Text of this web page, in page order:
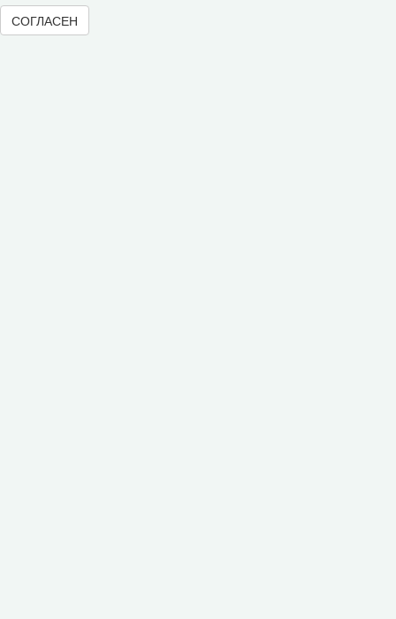
Публикационная этика
Согласие на обработку персональных данных
СОГЛАСЕН